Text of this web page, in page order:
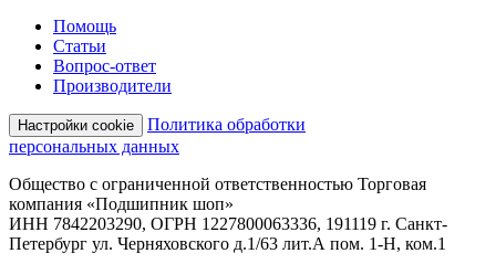
Помощь
Статьи
Вопрос-ответ
Производители
Настройки cookie
Политика обработки
персональных данных
Общество с ограниченной ответственностью Торговая
компания «Подшипник шоп»
ИНН 7842203290, ОГРН 1227800063336, 191119 г. Санкт-
Петербург ул. Черняховского д.1/63 лит.А пом. 1-Н, ком.1